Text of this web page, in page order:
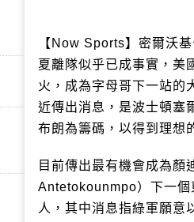
【Now Sports】密爾沃
夏離隊似乎已成事實，美
火，成為字母哥下一站的
近傳出消息，是波士頓塞
布朗為籌碼，以得到理想
目前傳出最有機會成為顏
Antetokounmpo）下一個
人，其中消息指綠軍願意